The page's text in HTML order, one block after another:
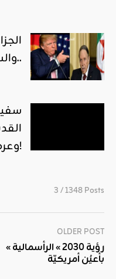
والسلطة لا تمنع يد لامس..
وعرضا فأين رجالها…؟!
3 / 1348 Posts
OLDER POST
« رؤية 2030 » الرأسمالية
بأعيُن أمريكيّة